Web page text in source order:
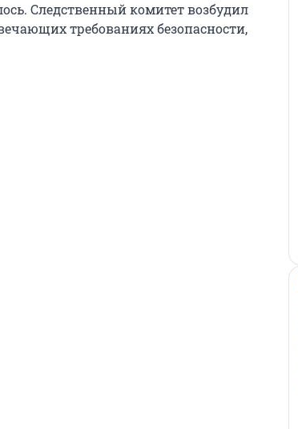
Следственный комитет возбудил
требованиях безопасности,